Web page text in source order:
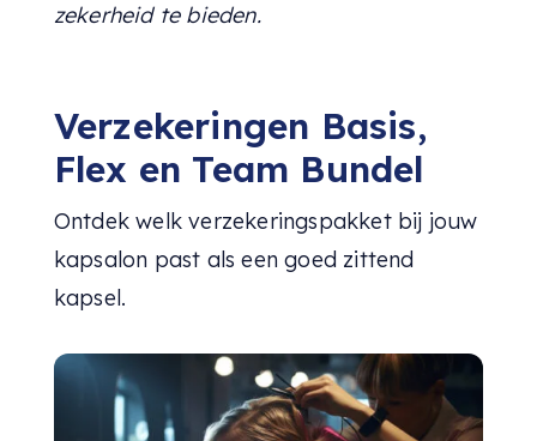
zekerheid te bieden.
Verzekeringen Basis,
Flex en Team Bundel
Ontdek welk verzekeringspakket bij jouw
kapsalon past als een goed zittend
kapsel.